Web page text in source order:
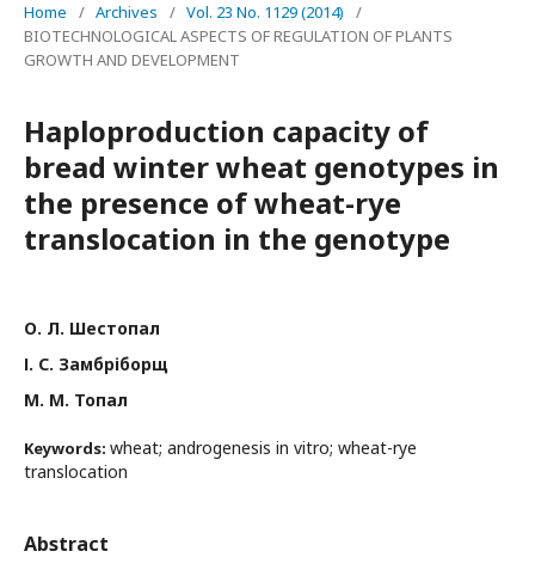
Home / Archives / Vol. 23 No. 1129 (2014)
/
BIOTECHNOLOGICAL ASPECTS OF REGULATION OF PLANTS
GROWTH AND DEVELOPMENT
Haploproduction capacity of
bread winter wheat genotypes in
the presence of wheat-rye
translocation in the genotype
О. Л. Шестопал
І. С. Замбріборщ
М. М. Топал
Keywords: wheat; androgenesis in vitro; wheat-rye
translocation
Abstract